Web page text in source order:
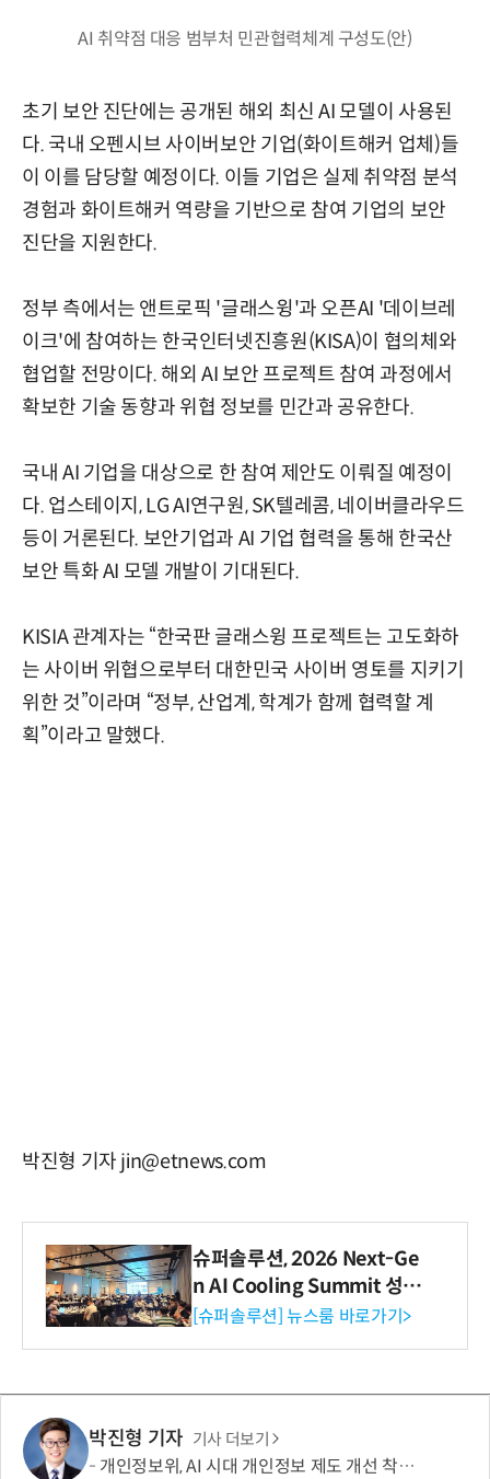
AI 취약점 대응 범부처 민관협력체계 구성도(안)
초기 보안 진단에는 공개된 해외 최신 AI 모델이 사용된
다. 국내 오펜시브 사이버보안 기업(화이트해커 업체)들
이 이를 담당할 예정이다. 이들 기업은 실제 취약점 분석
경험과 화이트해커 역량을 기반으로 참여 기업의 보안
진단을 지원한다.
정부 측에서는 앤트로픽 '글래스윙'과 오픈AI '데이브레
이크'에 참여하는 한국인터넷진흥원(KISA)이 협의체와
협업할 전망이다. 해외 AI 보안 프로젝트 참여 과정에서
확보한 기술 동향과 위협 정보를 민간과 공유한다.
국내 AI 기업을 대상으로 한 참여 제안도 이뤄질 예정이
다. 업스테이지, LG AI연구원, SK텔레콤, 네이버클라우드
등이 거론된다. 보안기업과 AI 기업 협력을 통해 한국산
보안 특화 AI 모델 개발이 기대된다.
KISIA 관계자는 “한국판 글래스윙 프로젝트는 고도화하
는 사이버 위협으로부터 대한민국 사이버 영토를 지키기
위한 것”이라며 “정부, 산업계, 학계가 함께 협력할 계
획”이라고 말했다.
박진형 기자 jin@etnews.com
슈퍼솔루션, 2026 Next-Ge
n AI Cooling Summit 성황
리 성료
[슈퍼솔루션] 뉴스룸 바로가기>
박진형 기자 기사 더보기
개인정보위, AI 시대 개인정보 제도 개선 착수…국민제안 접수